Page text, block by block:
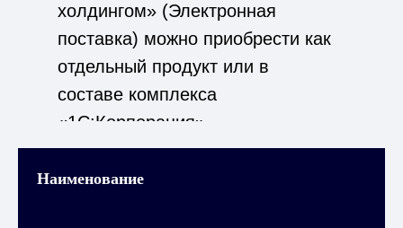
холдингом» (Электронная
поставка) можно приобрести как
отдельный продукт или в
составе комплекса
«1С:Корпорация».
Наименование